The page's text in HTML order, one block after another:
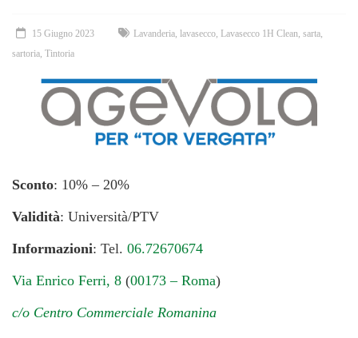
15 Giugno 2023 Lavanderia lavasecco Lavasecco 1H Clean sarta
sartoria Tintoria
Sconto: 10% – 20%
Validità: Università/PTV
Informazioni: Tel. 06.72670674
Via Enrico Ferri, 8 (00173 – Roma)
c/o Centro Commerciale Romanina